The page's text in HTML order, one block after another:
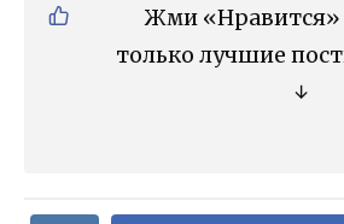
Жми «Нравится»
только лучшие
↓